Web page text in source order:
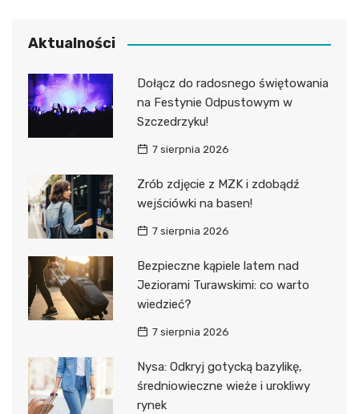
Aktualności
Dołącz do radosnego świętowania
na Festynie Odpustowym w
Szczedrzyku!
7 sierpnia 2026
Zrób zdjęcie z MZK i zdobądź
wejściówki na basen!
7 sierpnia 2026
Bezpieczne kąpiele latem nad
Jeziorami Turawskimi: co warto
wiedzieć?
7 sierpnia 2026
Nysa: Odkryj gotycką bazylikę,
średniowieczne wieże i urokliwy
rynek